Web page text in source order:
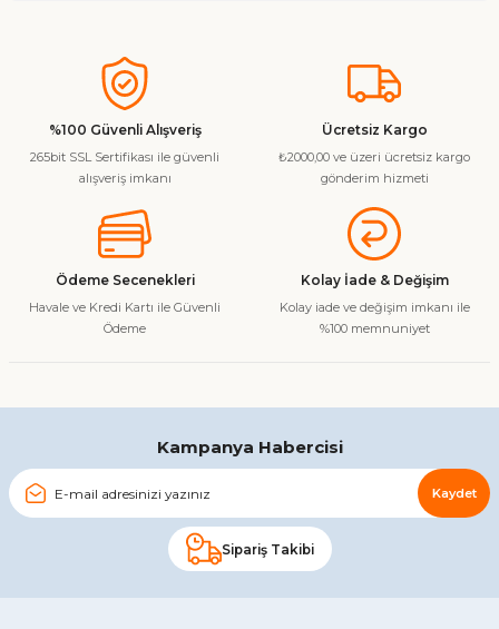
konularda yetersiz gördüğünüz noktaları öneri formunu
kullanarak tarafımıza iletebilirsiniz.
Görüş ve önerileriniz için teşekkür ederiz.
Ürün resmi kalitesiz, bozuk veya görüntülenemiyor.
Ürün bilgilerinde hatalar bulunuyor.
Ürün fiyatı diğer sitelerden daha pahalı.
Gönder
%100 Güvenli Alışveriş
265bit SSL Sertifikası ile güvenli
alışveriş imkanı
Ücretsiz Kargo
₺2000,00 ve üzeri ücretsiz kargo
gönderim hizmeti
Ödeme Secenekleri
Havale ve Kredi Kartı ile Güvenli
Ödeme
Kolay İade & Değişim
Kolay iade ve değişim imkanı ile
%100 memnuniyet
Kampanya Habercisi
Kaydet
Sipariş Takibi